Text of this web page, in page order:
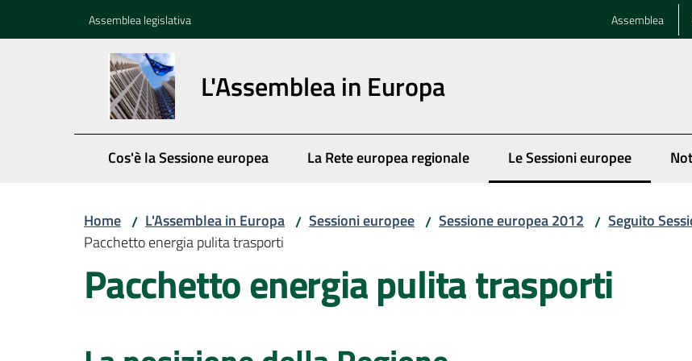
Assemblea legislativa Assemblea
L'Assemblea in Europa
Cos'è la Sessione europea La Rete europea regionale Le Sessioni europee
Menu selezionato
Home / L'Assemblea in Europa / Sessioni europee / Sessione europea 2012 / Seguito
Pacchetto energia pulita trasporti
Pacchetto energia pulita trasporti